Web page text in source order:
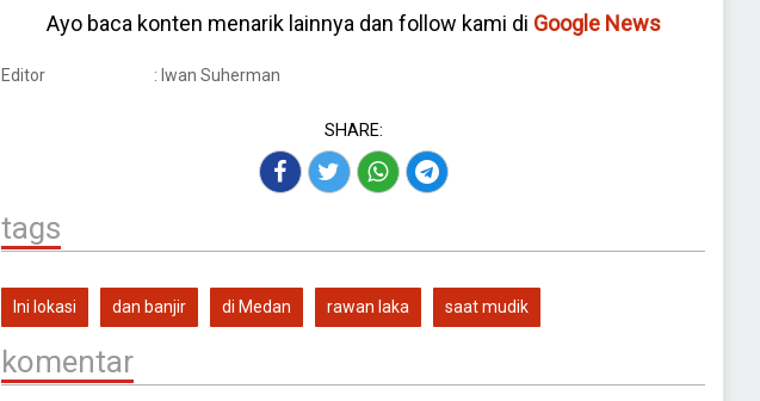
Ayo baca konten menarik lainnya dan follow kami di Google News
Editor : Iwan Suherman
SHARE:
tags
Ini lokasi dan banjir di Medan rawan laka saat mudik
komentar